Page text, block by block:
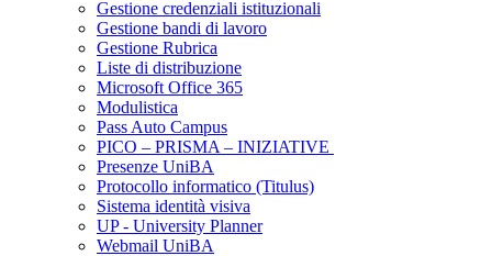
Gestione credenziali istituzionali
Gestione bandi di lavoro
Gestione Rubrica
Liste di distribuzione
Microsoft Office 365
Modulistica
Pass Auto Campus
PICO – PRISMA – INIZIATIVE
Presenze UniBA
Protocollo informatico (Titulus)
Sistema identità visiva
UP - University Planner
Webmail UniBA